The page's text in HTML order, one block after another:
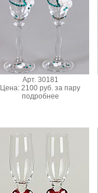
Арт. 30181
Цена: 2100 руб. за пару
подробнее